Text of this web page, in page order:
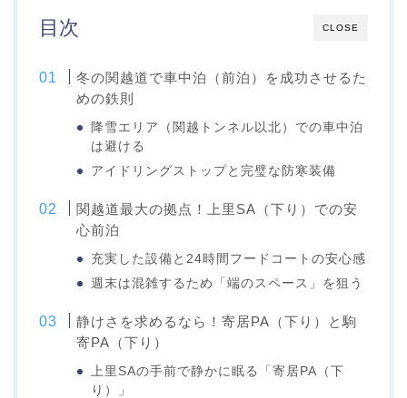
CLOSE
目次
冬の関越道で車中泊（前泊）を成功させるた
めの鉄則
降雪エリア（関越トンネル以北）での車中泊
は避ける
アイドリングストップと完璧な防寒装備
関越道最大の拠点！上里SA（下り）での安
心前泊
充実した設備と24時間フードコートの安心感
週末は混雑するため「端のスペース」を狙う
静けさを求めるなら！寄居PA（下り）と駒
寄PA（下り）
上里SAの手前で静かに眠る「寄居PA（下
り）」